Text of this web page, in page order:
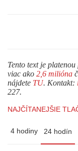
Tento text je
viac ako 2,6 milióna
nájdete TU. Kontakt:
227.
NAJČÍTANEJŠIE
4 hodiny 24 hodín